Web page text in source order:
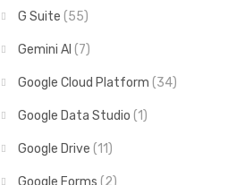
G Suite (55)
Gemini AI (7)
Google Cloud Platform (34)
Google Data Studio (1)
Google Drive (11)
Google Forms (2)